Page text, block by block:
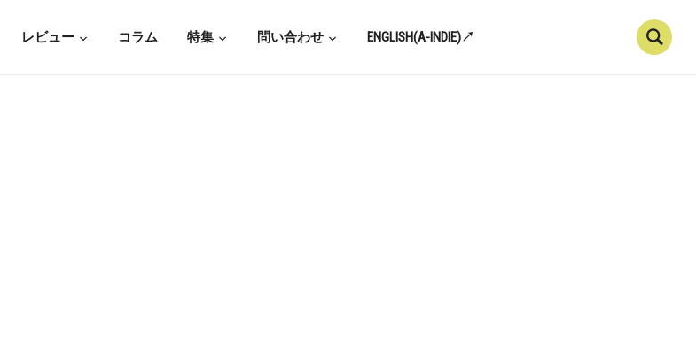
レビュー コラム 特集 問い合わせ ENGLISH(A-INDIE)↗